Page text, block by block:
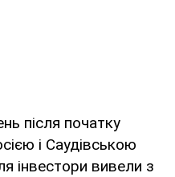
після початку
і Саудівською
інвестори вивели з